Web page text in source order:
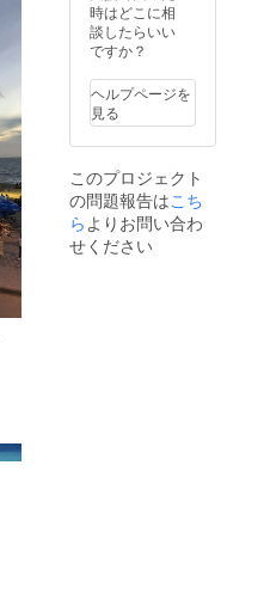
希望の
お名前
をご記
さい。
時はどこに相
談したらいい
ですか？
ヘルプページを
見る
このプロジェクト
の問題報告はこち
らよりお問い合わ
せください